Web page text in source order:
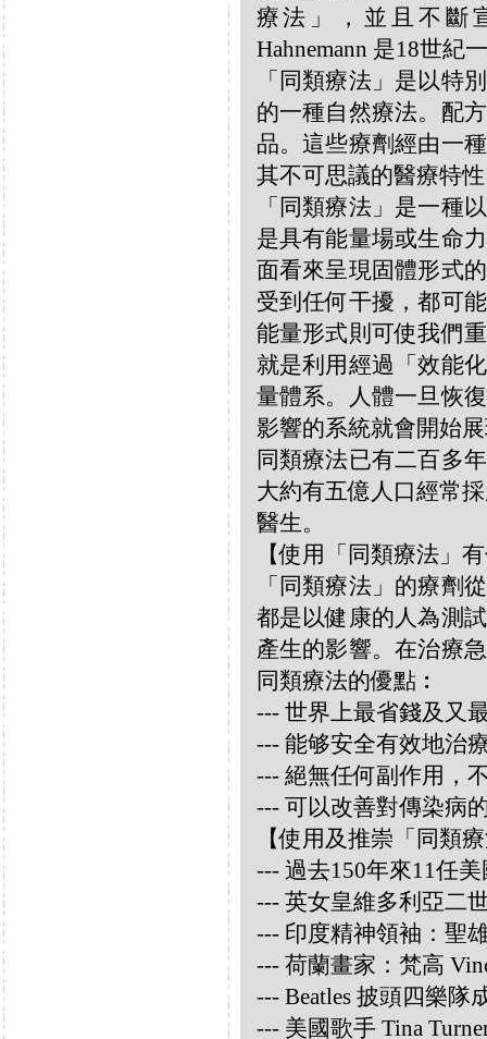
療法」，並且不斷
Hahnemann 是18世紀
「同類療法」是以特
的一種自然療法。配
品。這些療劑經由一
其不可思議的醫療特
「同類療法」是一種
是具有能量場或生命
面看來呈現固體形式
受到任何干擾，都可
能量形式則可使我們
就是利用經過「效能
量體系。人體一旦恢
影響的系統就會開始
同類療法已有二百多
大約有五億人口經常
醫生。
【使用「同類療法」
「同類療法」的療劑
都是以健康的人為測
產生的影響。在治療
同類療法的優點︰
--- 世界上最省錢及又
--- 能够安全有效地治
--- 絕無任何副作用，
--- 可以改善對傳染病
【使用及推崇「同類
--- 過去150年來11任
--- 英女皇維多利亞二
--- 印度精神領袖：聖
--- 荷蘭畫家：梵高
--- Beatles 披頭四樂隊
--- 美國歌手 Tina